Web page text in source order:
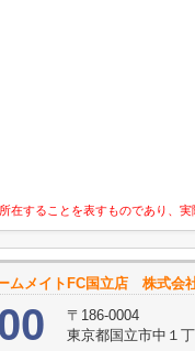
することを表すものであり、実
ムメイトFC国立店 株式会
〒186-0004
東京都国立市中１